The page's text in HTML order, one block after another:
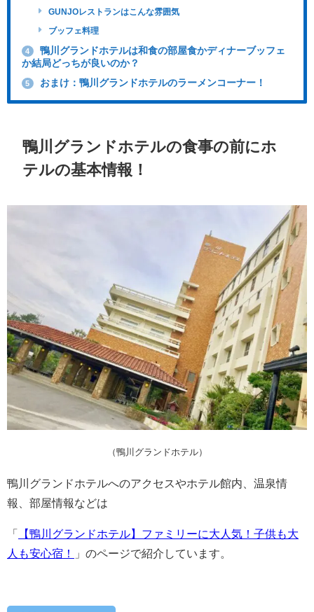
GUNJOレストランはこんな雰囲気
ブッフェ料理
4
鴨川グランドホテルは和食の部屋食かディナーブッフェ
か結局どっちが良いのか？
5 おまけ：鴨川グランドホテルのラーメンコーナー！
鴨川グランドホテルの食事の前にホ
テルの基本情報！
（鴨川グランドホテル）
鴨川グランドホテルへのアクセスやホテル館内、温泉情
報、部屋情報などは
「
【鴨川グランドホテル】ファミリーに大人気！子供も大
人も安心宿！
」のページで紹介しています。